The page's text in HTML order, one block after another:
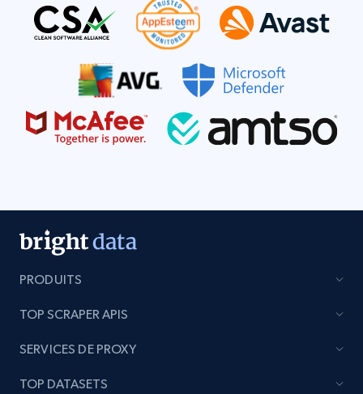
PRODUITS
TOP SCRAPER APIS
SERVICES DE PROXY
TOP DATASETS